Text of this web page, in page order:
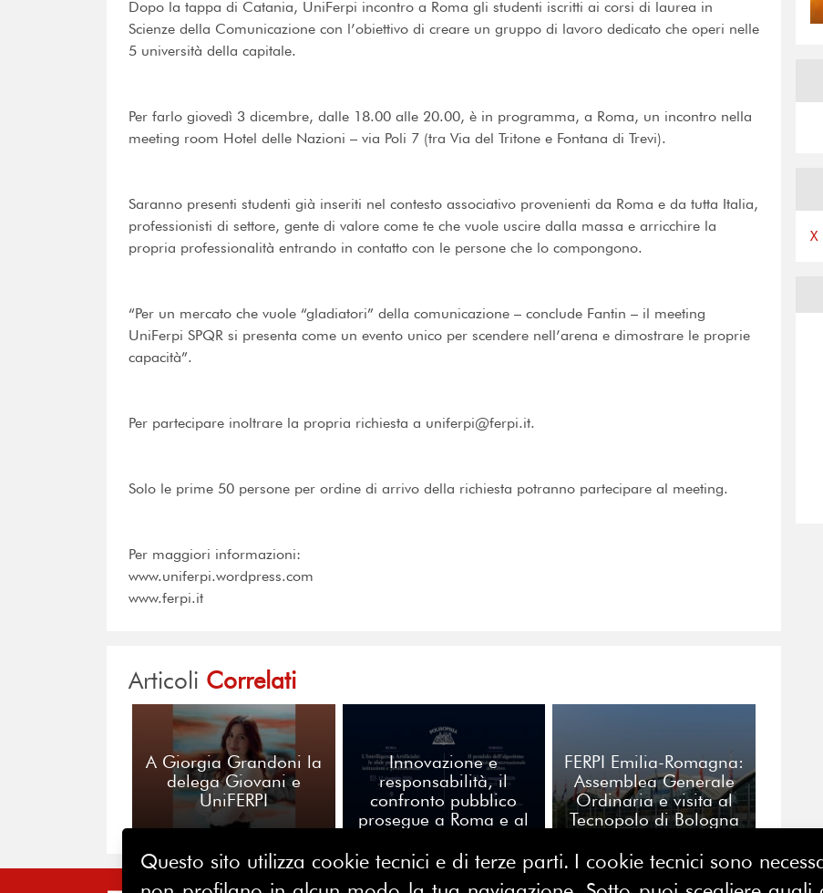
Dopo la tappa di Catania, UniFerpi incontro a Roma gli studenti iscritti ai corsi di laurea in
Scienze della Comunicazione con l’obiettivo di creare un gruppo di lavoro dedicato che operi nelle
5 università della capitale.
Per farlo giovedì 3 dicembre, dalle 18.00 alle 20.00, è in programma, a Roma, un incontro nella
meeting room Hotel delle Nazioni – via Poli 7 (tra Via del Tritone e Fontana di Trevi).
Saranno presenti studenti già inseriti nel contesto associativo provenienti da Roma e da tutta Italia,
professionisti di settore, gente di valore come te che vuole uscire dalla massa e arricchire la
propria professionalità entrando in contatto con le persone che lo compongono.
“Per un mercato che vuole “gladiatori” della comunicazione – conclude Fantin – il meeting
UniFerpi SPQR si presenta come un evento unico per scendere nell’arena e dimostrare le proprie
capacità”.
Per partecipare inoltrare la propria richiesta a uniferpi@ferpi.it.
Solo le prime 50 persone per ordine di arrivo della richiesta potranno partecipare al meeting.
Per maggiori informazioni:
www.uniferpi.wordpress.com
www.ferpi.it
Articoli Correlati
A Giorgia Grandoni la
delega Giovani e
UniFERPI
Innovazione e
responsabilità, il
confronto pubblico
prosegue a Roma e al
FERPI Emilia-Romagna:
Assemblea Generale
Ordinaria e visita al
Tecnopolo di Bologna
X
Questo sito utilizza cookie tecnici e di terze parti. I cookie tecnici sono